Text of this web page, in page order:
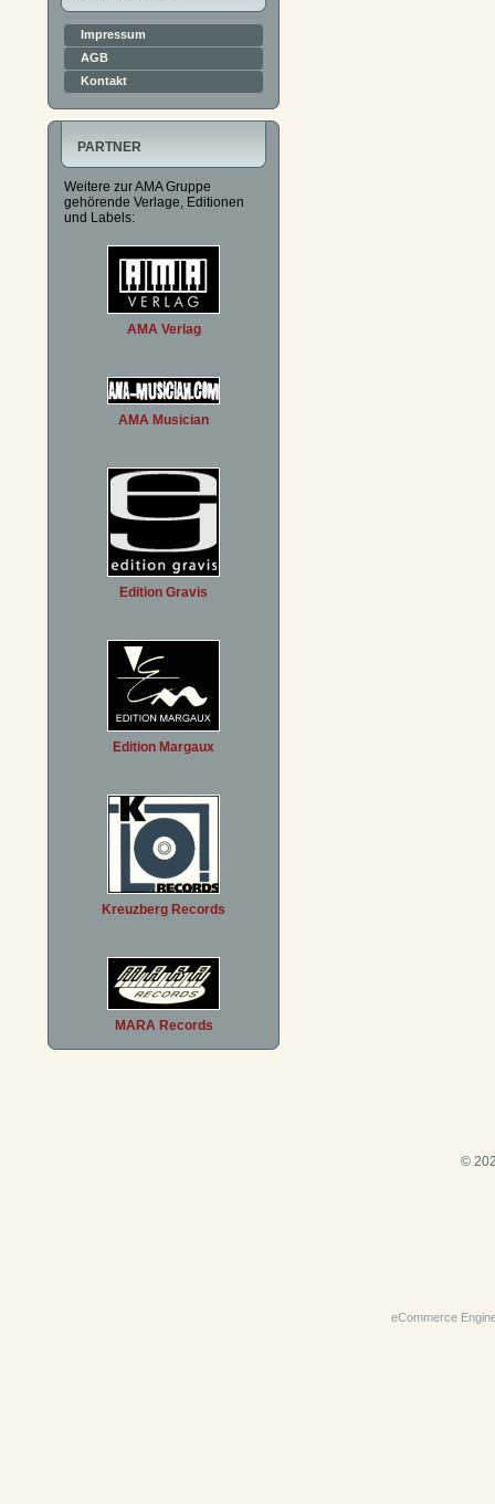
Impressum
AGB
Kontakt
PARTNER
Weitere zur AMA Gruppe
gehörende Verlage, Editionen
und Labels:
AMA Verlag
AMA Musician
Edition Gravis
Edition Margaux
Kreuzberg Records
MARA Records
©
eCommerce